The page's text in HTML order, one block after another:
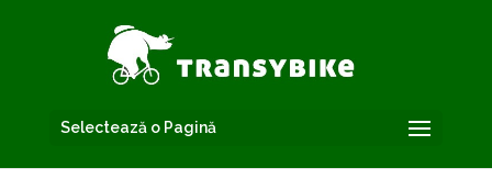
Selectează o Pagină